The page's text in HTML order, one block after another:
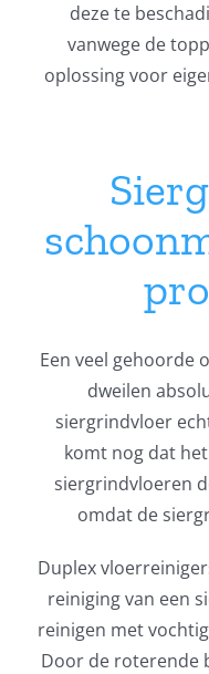
deze te
vanwege de
oplossing voor
Een veel gehoorde
dweilen
siergrindvloer
komt nog dat
siergrindvloeren
omdat de
Duplex
reiniging van een
reinigen met
Door de roterende